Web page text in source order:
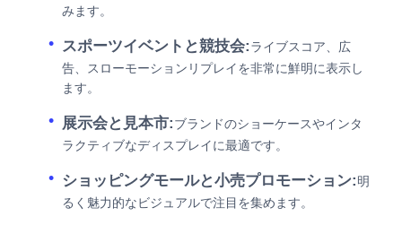
みます。
スポーツイベントと競技会:ライブスコア、広
告、スローモーションリプレイを非常に鮮明に表示し
ます。
展示会と見本市:ブランドのショーケースやインタ
ラクティブなディスプレイに最適です。
ショッピングモールと小売プロモーション:明
るく魅力的なビジュアルで注目を集めます。